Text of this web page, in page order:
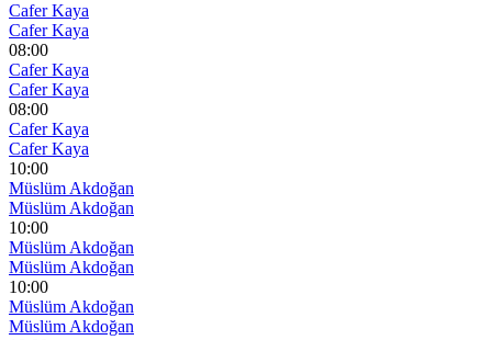
Cafer Kaya
Cafer Kaya
08:00
Cafer Kaya
Cafer Kaya
08:00
Cafer Kaya
Cafer Kaya
10:00
Müslüm Akdoğan
Müslüm Akdoğan
10:00
Müslüm Akdoğan
Müslüm Akdoğan
10:00
Müslüm Akdoğan
Müslüm Akdoğan